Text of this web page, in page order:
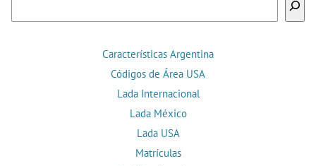
Características Argentina
Códigos de Área USA
Lada Internacional
Lada México
Lada USA
Matrículas